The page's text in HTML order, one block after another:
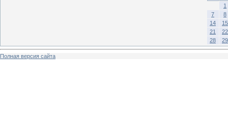
1
7
8
14
15
21
22
28
29
Полная версия сайта